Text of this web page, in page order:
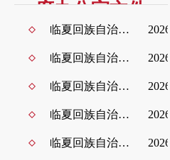
府办公室文件
政策解读
临夏回族自治州人民政府关于州长、副州长、秘书长工作分工的通知
临夏回族自治州人民政府办公室关于印发《临夏州人民政府2026年重大行政决策事项目录》的通知
临夏回族自治州人民政府办公室关于印发《临夏回族自治州人民政府专题会议议事规则》的通知
临夏回族自治州人民政府办公室关于印发《临夏州药品（疫苗）和医疗器械安全突发事件应急预案》的通知
临夏回族自治州人民政府关于印发临夏回族自治州国民经济和社会发展第十五个五年规划纲要的通知